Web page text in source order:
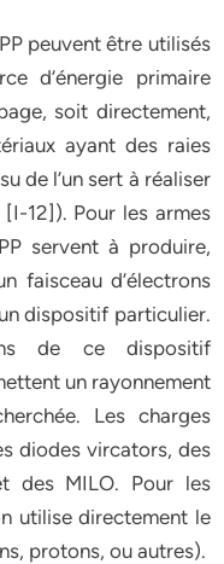
peuvent être utilisés
d’énergie primaire
soit directement,
ayant des raies
de l’un sert à réaliser
12]). Pour les armes
servent à produire,
faisceau d’électrons
dispositif particulier.
de ce dispositif
un rayonnement
Les charges
diodes vircators, des
des MILO. Pour les
utilise directement le
protons, ou autres).